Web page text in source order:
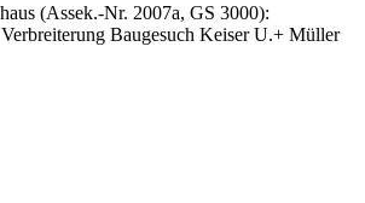
(Assek.-Nr. 2007a, GS 3000):
Baugesuch Keiser U.+ Müller